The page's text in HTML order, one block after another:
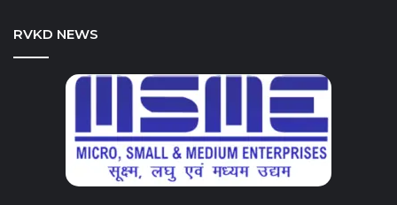
RVKD NEWS